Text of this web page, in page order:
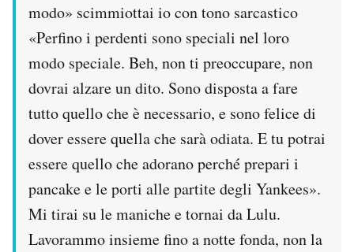
modo» scimmiottai io con tono sarcastico
«Perfino i perdenti sono speciali nel loro
modo speciale. Beh, non ti preoccupare, non
dovrai alzare un dito. Sono disposta a fare
tutto quello che è necessario, e sono felice di
dover essere quella che sarà odiata. E tu potrai
essere quello che adorano perché prepari i
pancake e le porti alle partite degli Yankees».
Mi tirai su le maniche e tornai da Lulu.
Lavorammo insieme fino a notte fonda, non la